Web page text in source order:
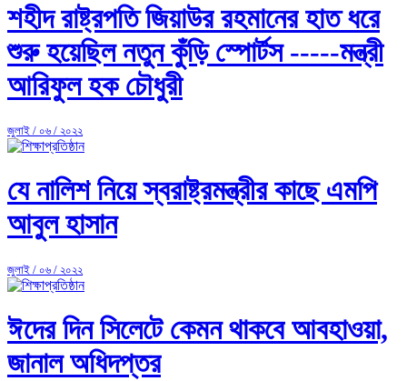
শহীদ রাষ্ট্রপতি জিয়াউর রহমানের হাত ধরে
শুরু হয়েছিল নতুন কুঁড়ি স্পোর্টস -----মন্ত্রী
আরিফুল হক চৌধুরী
জুলাই / ০৬ / ২০২২
যে নালিশ নিয়ে স্বরাষ্ট্রমন্ত্রীর কাছে এমপি
আবুল হাসান
জুলাই / ০৬ / ২০২২
ঈদের দিন সিলেটে কেমন থাকবে আবহাওয়া,
জানাল অধিদপ্তর